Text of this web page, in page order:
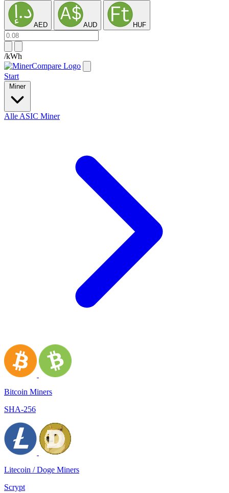
AED AUD HUF
/kWh
Start
Miner
Alle ASIC Miner
Bitcoin Miners
SHA-256
Litecoin / Doge Miners
Scrypt